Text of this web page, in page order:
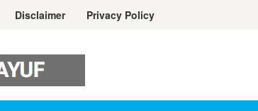
Disclaimer Privacy Policy